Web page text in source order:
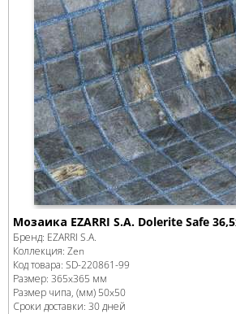
Мозаика EZARRI S.A. Dolerite Safe
Бренд: EZARRI S.A.
Коллекция: Zen
Код товара: SD-220861-99
Размер: 365x365 мм
Размер чипа, (мм) 50x50
Сроки доставки: 30 дней